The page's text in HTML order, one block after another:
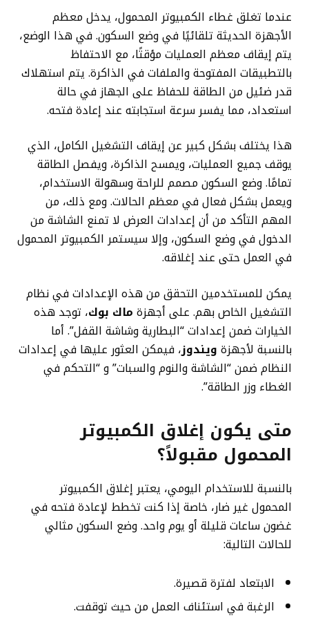
عندما تغلق غطاء الكمبيوتر المحمول، يدخل معظم
الأجهزة الحديثة تلقائيًا في وضع السكون. في هذا الوضع،
يتم إيقاف معظم العمليات مؤقتًا، مع الاحتفاظ
بالتطبيقات المفتوحة والملفات في الذاكرة. يتم استهلاك
قدر ضئيل من الطاقة للحفاظ على الجهاز في حالة
استعداد، مما يفسر سرعة استجابته عند إعادة فتحه.
هذا يختلف بشكل كبير عن إيقاف التشغيل الكامل، الذي
يوقف جميع العمليات، ويمسح الذاكرة، ويفصل الطاقة
تمامًا. وضع السكون مصمم للراحة وسهولة الاستخدام،
ويعمل بشكل فعال في معظم الحالات. ومع ذلك، من
المهم التأكد من أن إعدادات العرض لا تمنع الشاشة من
الدخول في وضع السكون، وإلا سيستمر الكمبيوتر المحمول
في العمل حتى عند إغلاقه.
يمكن للمستخدمين التحقق من هذه الإعدادات في نظام
التشغيل الخاص بهم. على أجهزة ماك بوك، توجد هذه
الخيارات ضمن إعدادات “البطارية وشاشة القفل”. أما
بالنسبة لأجهزة ويندوز، فيمكن العثور عليها في إعدادات
النظام ضمن “الشاشة والنوم والسبات” و “التحكم في
الغطاء وزر الطاقة”.
متى يكون إغلاق الكمبيوتر
المحمول مقبولاً؟
بالنسبة للاستخدام اليومي، يعتبر إغلاق الكمبيوتر
المحمول غير ضار، خاصة إذا كنت تخطط لإعادة فتحه في
غضون ساعات قليلة أو يوم واحد. وضع السكون مثالي
للحالات التالية:
الابتعاد لفترة قصيرة.
الرغبة في استئناف العمل من حيث توقفت.